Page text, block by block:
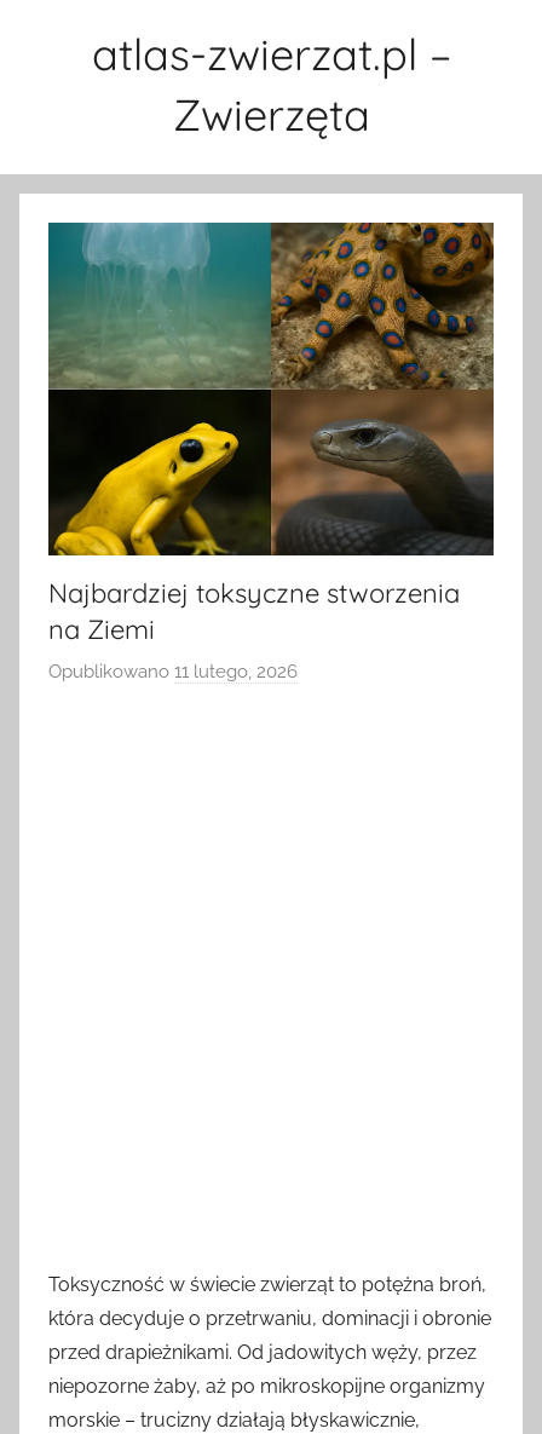
atlas-zwierzat.pl –
Zwierzęta
Najbardziej toksyczne stworzenia
na Ziemi
Opublikowano 11 lutego, 2026
Toksyczność w świecie zwierząt to potężna broń,
która decyduje o przetrwaniu, dominacji i obronie
przed drapieżnikami. Od jadowitych węży, przez
niepozorne żaby, aż po mikroskopijne organizmy
morskie – trucizny działają błyskawicznie,